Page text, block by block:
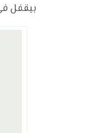
بيقفل